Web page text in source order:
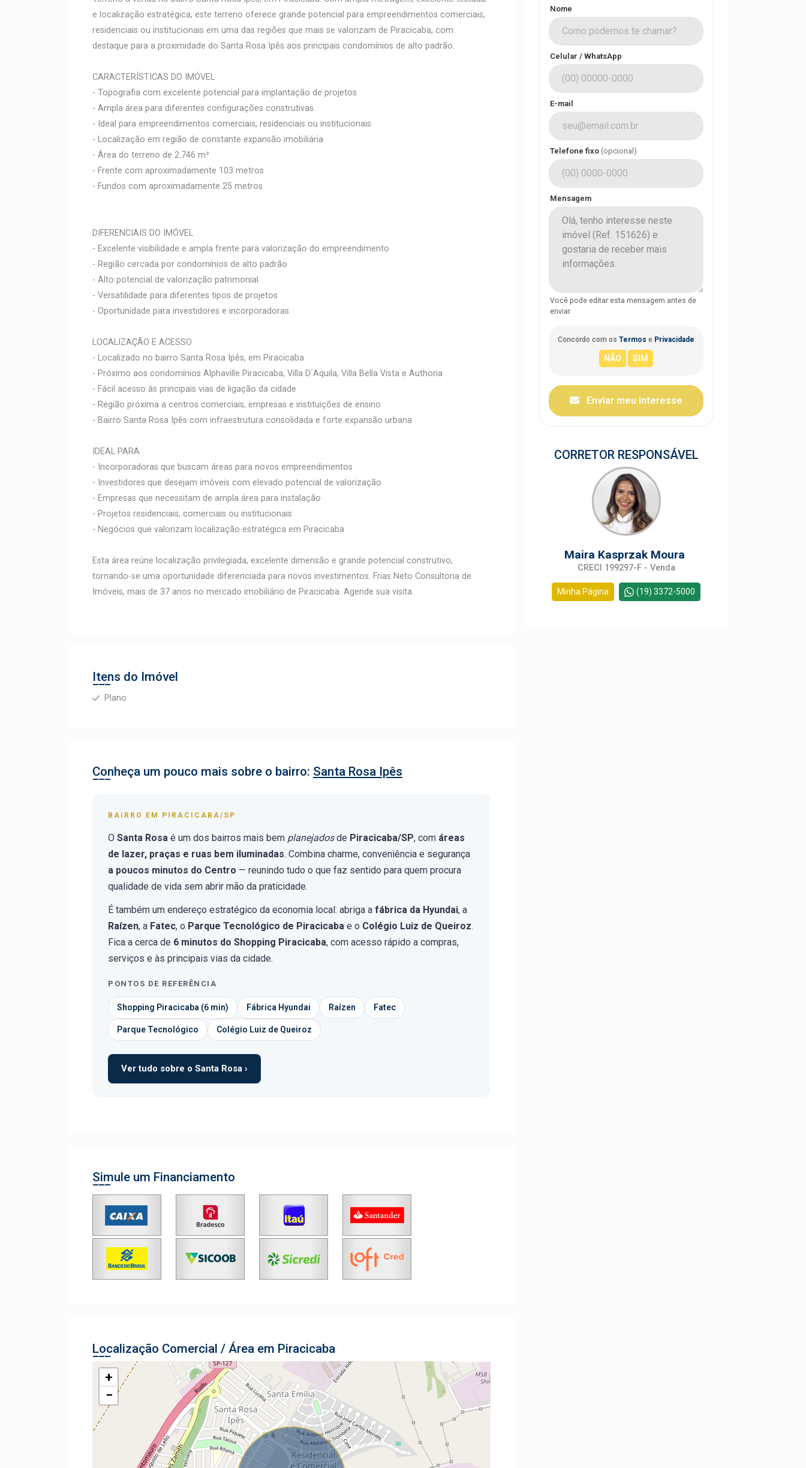
e localização estratégica, este terreno oferece grande potencial para empreendimentos comerciais,
residenciais ou institucionais em uma das regiões que mais se valorizam de Piracicaba, com
destaque para a proximidade do Santa Rosa Ipês aos principais condomínios de alto padrão.
CARACTERÍSTICAS DO IMÓVEL
- Topografia com excelente potencial para implantação de projetos
- Ampla área para diferentes configurações construtivas
- Ideal para empreendimentos comerciais, residenciais ou institucionais
- Localização em região de constante expansão imobiliária
- Área do terreno de 2.746 m²
- Frente com aproximadamente 103 metros
- Fundos com aproximadamente 25 metros
DIFERENCIAIS DO IMÓVEL
- Excelente visibilidade e ampla frente para valorização do empreendimento
- Região cercada por condomínios de alto padrão
- Alto potencial de valorização patrimonial
- Versatilidade para diferentes tipos de projetos
- Oportunidade para investidores e incorporadoras
LOCALIZAÇÃO E ACESSO
- Localizado no bairro Santa Rosa Ipês, em Piracicaba
- Próximo aos condomínios Alphaville Piracicaba, Villa D`Aquila, Villa Bella Vista e Authoria
- Fácil acesso às principais vias de ligação da cidade
- Região próxima a centros comerciais, empresas e instituições de ensino
- Bairro Santa Rosa Ipês com infraestrutura consolidada e forte expansão urbana
IDEAL PARA
- Incorporadoras que buscam áreas para novos empreendimentos
- Investidores que desejam imóveis com elevado potencial de valorização
- Empresas que necessitam de ampla área para instalação
- Projetos residenciais, comerciais ou institucionais
- Negócios que valorizam localização estratégica em Piracicaba
Esta área reúne localização privilegiada, excelente dimensão e grande potencial construtivo,
tornando-se uma oportunidade diferenciada para novos investimentos. Frias Neto Consultoria de
Imóveis, mais de 37 anos no mercado imobiliário de Piracicaba. Agende sua visita.
Itens do Imóvel
Plano
Conheça um pouco mais sobre o bairro: Santa Rosa Ipês
BAIRRO EM PIRACICABA/SP
O Santa Rosa é um dos bairros mais bem planejadosde Piracicaba/SP, com áreas
de lazer, praças e ruas bem iluminadas. Combina charme, conveniência e segurança
a poucos minutos do Centro — reunindo tudo o que faz sentido para quem procura
qualidade de vida sem abrir mão da praticidade.
É também um endereço estratégico da economia local: abriga a fábrica da Hyundai, a
Raízen, a Fatec, o Parque Tecnológico de Piracicaba e o Colégio Luiz de Queiroz.
Fica a cerca de 6 minutos do Shopping Piracicaba, com acesso rápido a compras,
serviços e às principais vias da cidade.
PONTOS DE REFERÊNCIA
Shopping Piracicaba (6 min) Fábrica Hyundai Raízen Fatec
Parque Tecnológico Colégio Luiz de Queiroz
Ver tudo sobre o Santa Rosa ›
Simule um Financiamento
Localização Comercial / Área em Piracicaba
+
−
Nome
Celular / WhatsApp
E-mail
Telefone fixo (opcional)
Mensagem
Você pode editar esta mensagem antes de
enviar.
Concordo com os Termos e Privacidade
Enviar meu interesse
CORRETOR RESPONSÁVEL
Maira Kasprzak Moura
CRECI 199297-F - Venda
Minha Página (19) 3372-5000